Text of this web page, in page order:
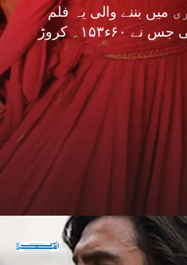
بننے والی یہ فلم
۲۰۲۳ء میں ریلیز ہوئی تھی جس نے ۶۰ء۱۵۳؍ کروڑ